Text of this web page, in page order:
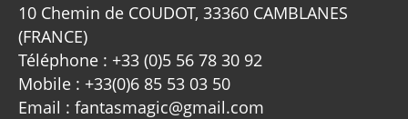
10 Chemin de COUDOT, 33360 CAMBLANES
(FRANCE)
Téléphone : +33 (0)5 56 78 30 92
Mobile : +33(0)6 85 53 03 50
Email : fantasmagic@gmail.com